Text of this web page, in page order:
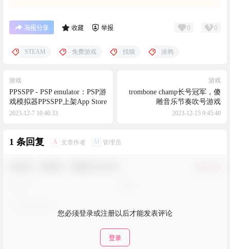
海报分享 收藏 举报 0 0
STEAM 免费游戏 找猫 涂鸦
游戏
PPSSPP - PSP emulator：PSP游
戏模拟器PPSSPP上架App Store
2023-12-7 10:40:33
游戏
trombone champ长号冠军，傻
雕音乐节奏吹号游戏
2023-12-15 9:45:40
1 条回复 A 文章作者 M 管理员
您必须登录或注册以后才能发表评论
登录